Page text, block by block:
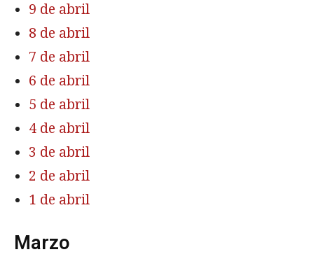
9 de abril
8 de abril
7 de abril
6 de abril
5 de abril
4 de abril
3 de abril
2 de abril
1 de abril
Marzo